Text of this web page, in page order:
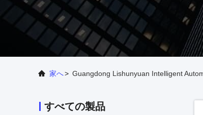
家へ> Guangdong Lishunyuan Intelligent
すべての製品